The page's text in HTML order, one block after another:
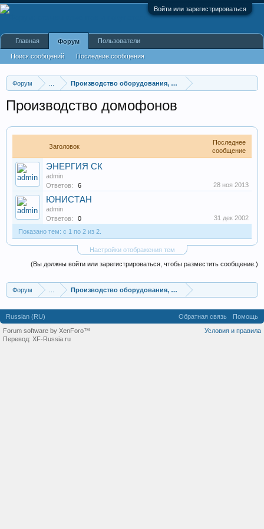
Войти или зарегистрироваться
Форум Производство оборудования, оборудование для произв
Производство домофонов
Заголовок
Последнее
сообщение
ЭНЕРГИЯ СК
admin
Ответов:
6 28 ноя 2013
ЮНИСТАН
admin
Ответов:
0
31 дек 2002
Показано тем: с 1 по 2 из 2.
Настройки отображения тем
(Вы должны войти или зарегистрироваться, чтобы разместить сообщение.)
Форум Производство оборудования, оборудование для произв
Главная Форум
Поиск сообщений Последние сообщения
Пользователи
Russian (RU) Обратная связь
Помощь
Условия и правила
Forum software by XenForo™
Перевод: XF-Russia.ru